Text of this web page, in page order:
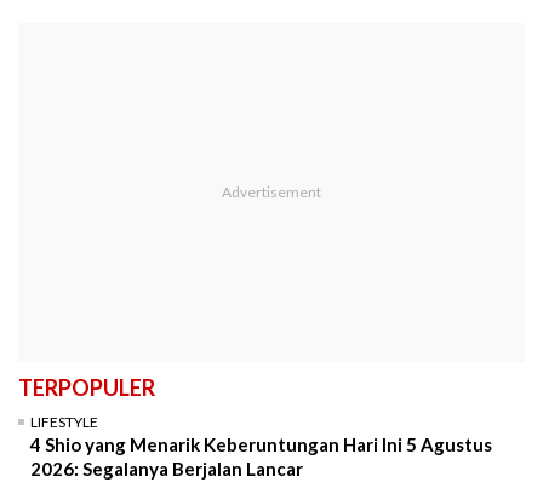
TERPOPULER
LIFESTYLE
4 Shio yang Menarik Keberuntungan Hari Ini 5 Agustus
2026: Segalanya Berjalan Lancar